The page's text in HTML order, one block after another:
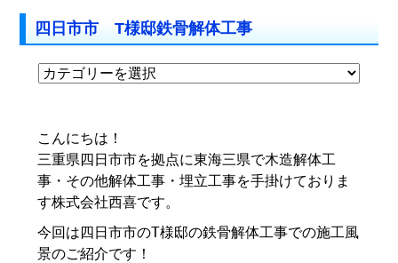
四日市市 T様邸鉄骨解体工事
こんにちは！
三重県四日市市を拠点に東海三県で木造解体工
事・その他解体工事・埋立工事を手掛けておりま
す株式会社西喜です。
今回は四日市市のT様邸の鉄骨解体工事での施工風
景のご紹介です！